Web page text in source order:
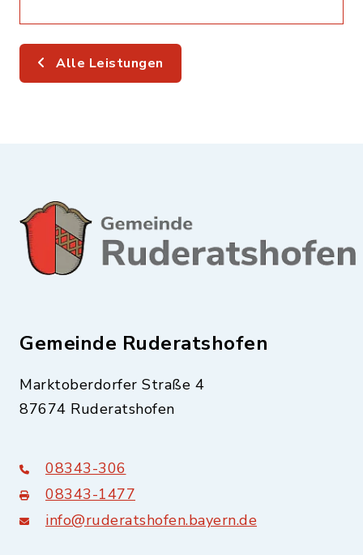
Alle Leistungen
Gemeinde Ruderatshofen
Marktoberdorfer Straße 4
87674 Ruderatshofen
08343-306
08343-1477
info@ruderatshofen.bayern.de